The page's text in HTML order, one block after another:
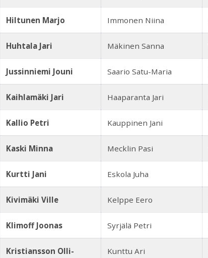
Hiltunen Marjo Immonen Niina
Huhtala Jari Mäkinen Sanna
Jussinniemi Jouni Saario Satu-Maria
Kaihlamäki Jari Haaparanta Jari
Kallio Petri Kauppinen Jani
Kaski Minna Mecklin Pasi
Kurtti Jani Eskola Juha
Kivimäki Ville Kelppe Eero
Klimoff Joonas Syrjälä Petri
Kristiansson Olli-
Kunttu Ari